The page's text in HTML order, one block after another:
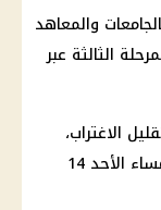
والمعاهد
الثالثة عبر
الاغتراب،
التي بدأت الأربعاء 10 سبتمبر 2025 وحتى مساء الأحد 14